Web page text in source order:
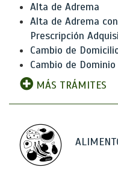
Alta de Adrema
Alta de Adrema
Prescripción
Cambio de
Cambio de Dominio
MÁS TRÁMITES